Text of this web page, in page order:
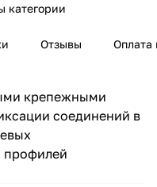
категории
Отзывы Оплата
крепежными
соединений в
профилей